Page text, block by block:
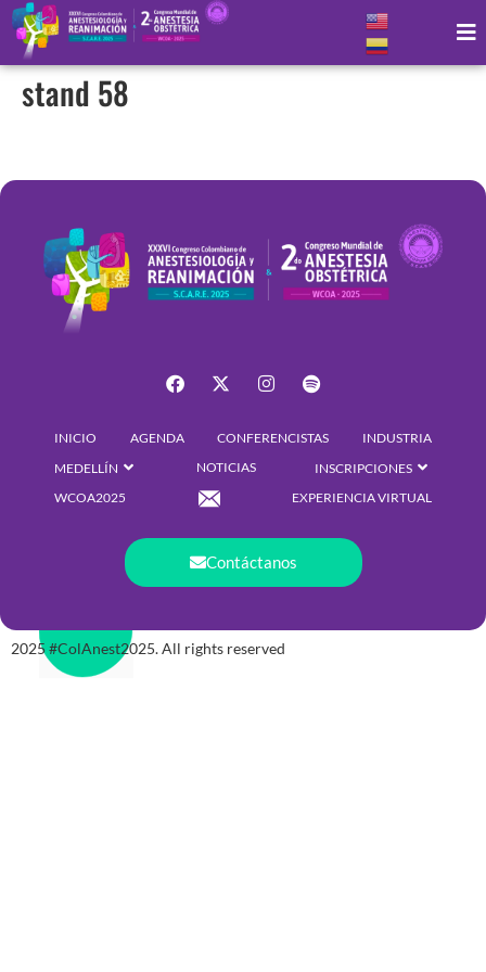
stand 58
INICIO AGENDA CONFERENCISTAS INDUSTRIA
MEDELLÍN NOTICIAS INSCRIPCIONES
WCOA2025 EXPERIENCIA VIRTUAL
Contáctanos
2025 #ColAnest2025. All rights reserved